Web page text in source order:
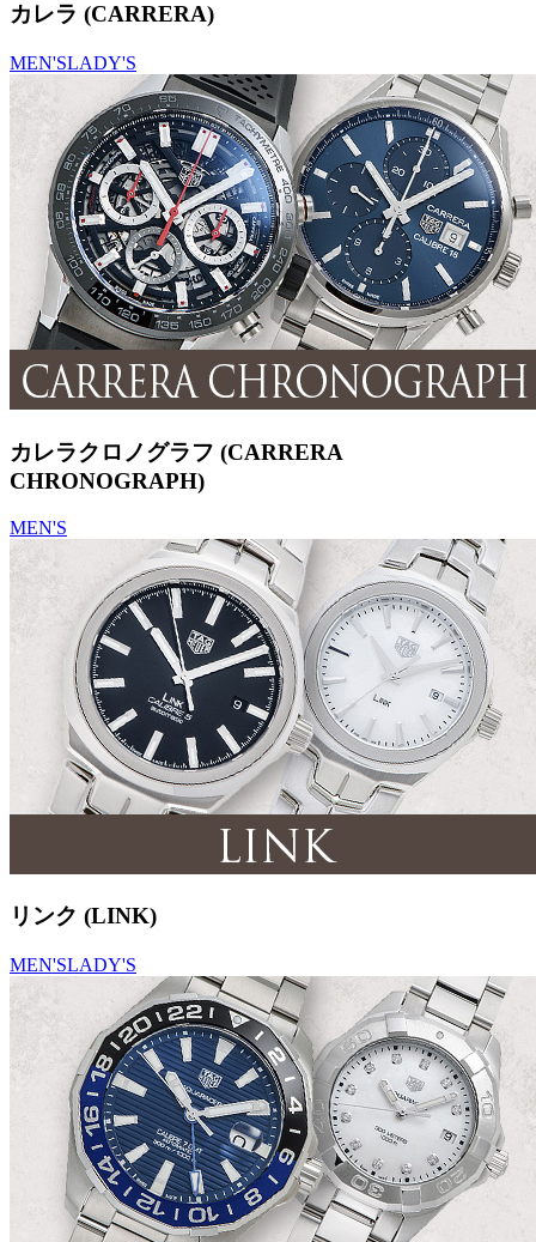
カレラ (CARRERA)
MEN'SLADY'S
カレラクロノグラフ (CARRERA
CHRONOGRAPH)
MEN'S
リンク (LINK)
MEN'SLADY'S